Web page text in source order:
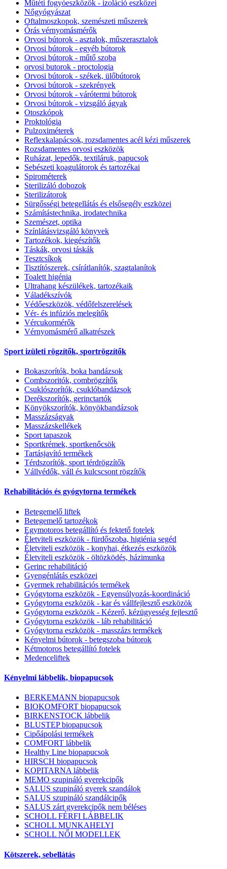
Műtéti fogyóeszközök - izoláció eszközei
Nőgyógyászat
Oftalmoszkopok, szemészeti műszerek
Órás vérnyomásmérők
Orvosi bútorok - asztalok, műszerasztalok
Orvosi bútorok - egyéb bútorok
Orvosi bútorok - műtő szoba
orvosi butorok - proctologia
Orvosi bútorok - székek, ülőbútorok
Orvosi bútorok - szekrények
Orvosi bútorok - várótermi bútorok
Orvosi bútorok - vizsgáló ágyak
Otoszkópok
Proktológia
Pulzoximéterek
Reflexkalapácsok, rozsdamentes acél kézi műszerek
Rozsdamentes orvosi eszközök
Ruházat, lepedők, textiláruk, papucsok
Sebészeti koagulátorok és tartozékai
Spirométerek
Sterilizáló dobozok
Sterilizátorok
Sürgősségi betegellátás és elsősegély eszközei
Számítástechnika, irodatechnika
Szemészet, optika
Színlátásvizsgáló könyvek
Tartozékok, kiegészítők
Táskák, orvosi táskák
Tesztcsíkok
Tisztítószerek, csírátlanítók, szagtalanítok
Toalett higénia
Ultrahang készülékek, tartozékaik
Váladékszívók
Védőeszközök, védőfelszerelések
Vér- és infúziós melegítők
Vércukormérők
Vérnyomásmérő alkatrészek
Sport izületi rögzítők, sportrögzítők
Bokaszorítók, boka bandázsok
Combszoritók, combrögzítők
Csuklószorítók, csuklóbandázsok
Derékszorítók, gerinctartók
Könyökszorítók, könyökbandázsok
Masszázságyak
Masszázskellékek
Sport tapaszok
Sportkrémek, sportkenőcsök
Tartásjavító termékek
Térdszorítók, sport térdrögzítők
Vállvédők, váll és kulcscsont rögzítők
Rehabilitációs és gyógytorna termékek
Betegemelő liftek
Betegemelő tartozékok
Egymotoros betegállító és fektető fotelek
Életviteli eszközök - fürdőszoba, higiénia segéd
Életviteli eszközök - konyhai, étkezés eszközök
Életviteli eszközök - öltözködés, házimunka
Gerinc rehabilitáció
Gyengénlátás eszközei
Gyermek rehabilitációs termékek
Gyógytorna eszközök - Egyensúlyozás-koordináció
Gyógytorna eszközök - kar és vállfejlesztő eszközök
Gyógytorna eszközök - Kézerő, kézügyesség fejlesztő
Gyógytorna eszközök - láb rehabilitáció
Gyógytorna eszközök - masszázs termékek
Kényelmi bútorok - betegszoba bútorok
Kétmotoros betegállító fotelek
Medenceliftek
Kényelmi lábbelik, biopapucsok
BERKEMANN biopapucsok
BIOKOMFORT biopapucsok
BIRKENSTOCK lábbelik
BLUSTEP biopapucsok
Cipőápolási termékek
COMFORT lábbelik
Healthy Line biopapucsok
HIRSCH biopapucsok
KOPITARNA lábbelik
MEMO szupináló gyerekcipők
SALUS szupináló gyerek szandálok
SALUS szupináló szandálcipők
SALUS zárt gyerekcipők nem béléses
SCHOLL FÉRFI LÁBBELIK
SCHOLL MUNKAHELYI
SCHOLL NŐI MODELLEK
Kötszerek, sebellátás